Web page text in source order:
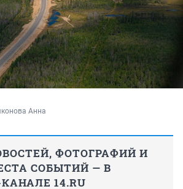
Анна
ФОТОГРАФИЙ И
СОБЫТИЙ — В
КАНАЛЕ 14.RU